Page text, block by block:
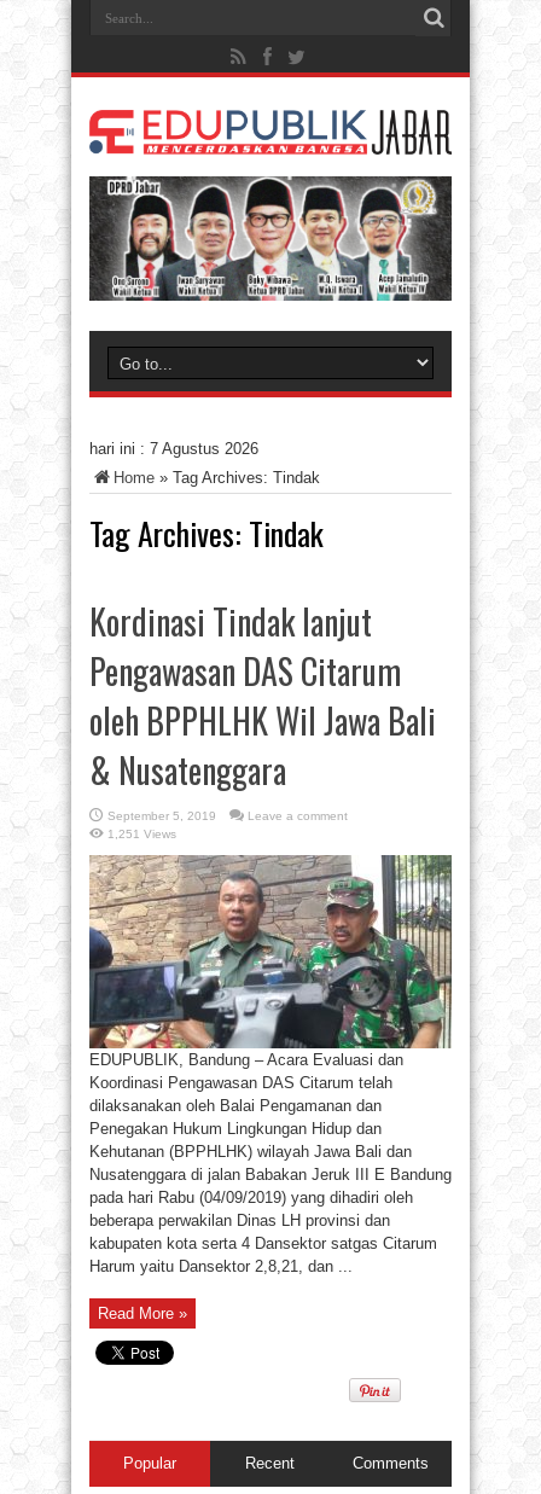
hari ini : 7 Agustus 2026
Home » Tag Archives: Tindak
Tag Archives: Tindak
Kordinasi Tindak lanjut
Pengawasan DAS Citarum
oleh BPPHLHK Wil Jawa Bali
& Nusatenggara
September 5, 2019
Leave a comment
1,251 Views
EDUPUBLIK, Bandung – Acara Evaluasi dan
Koordinasi Pengawasan DAS Citarum telah
dilaksanakan oleh Balai Pengamanan dan
Penegakan Hukum Lingkungan Hidup dan
Kehutanan (BPPHLHK) wilayah Jawa Bali dan
Nusatenggara di jalan Babakan Jeruk III E Bandung
pada hari Rabu (04/09/2019) yang dihadiri oleh
beberapa perwakilan Dinas LH provinsi dan
kabupaten kota serta 4 Dansektor satgas Citarum
Harum yaitu Dansektor 2,8,21, dan ...
Read More »
Popular Recent Comments